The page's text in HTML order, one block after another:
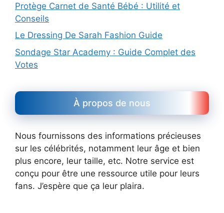
Protège Carnet de Santé Bébé : Utilité et
Conseils
Le Dressing De Sarah Fashion Guide
Sondage Star Academy : Guide Complet des
Votes
À propos de nous
Nous fournissons des informations précieuses
sur les célébrités, notamment leur âge et bien
plus encore, leur taille, etc. Notre service est
conçu pour être une ressource utile pour leurs
fans. J’espère que ça leur plaira.